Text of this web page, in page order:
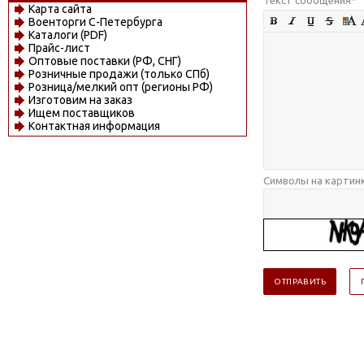
Карта сайта
Военторги С-Петербурга
Каталоги (PDF)
Прайс-лист
Оптовые поставки (РФ, СНГ)
Розничные продажи (только СПб)
Розница/мелкий опт (регионы РФ)
Изготовим на заказ
Ищем поставщиков
Контактная информация
Символы на